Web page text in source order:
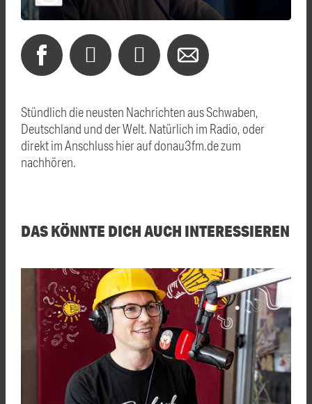
Stündlich die neusten Nachrichten aus Schwaben,
Deutschland und der Welt. Natürlich im Radio, oder
direkt im Anschluss hier auf donau3fm.de zum
nachhören.
DAS KÖNNTE DICH AUCH INTERESSIEREN